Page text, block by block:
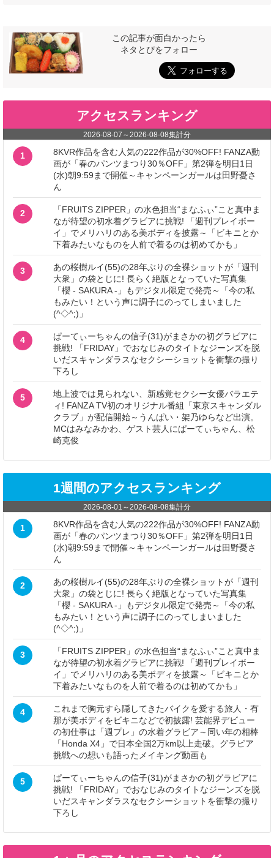
この記事が面白かったら
ネタとぴをフォロー
アクセスランキング
2026-08-07 ～ 2026-08-08集計分
1
8KVR作品を含む人気の222作品が30%OFF! FANZA動
画が「春のパンツまつり30％OFF」第2弾を明日1日
(水)朝9:59まで開催～キャンペーンガールは田野憂さ
ん
2
「FRUITS ZIPPER」の水色担当“まなふぃ”こと真中ま
なが待望の初水着グラビアに挑戦! 「週刊プレイボー
イ」でメリハリのある美ボディを披露～「ビキニとか
下着みたいなものを人前で着るのは初めてかも」
3
あの桜樹ルイ(55)の28年ぶりの全裸ショットが「週刊
大衆」の袋とじに! 長らく絶版となっていた写真集
「櫻 - SAKURA -」もデジタル限定で発売～「今の私
もみたい！という声に調子にのってしまいました
(^◇^;)」
4
ぱーてぃーちゃんの信子(31)がまさかの初グラビアに
挑戦! 「FRIDAY」でおなじみのタイトなジーンズを脱
いだスキャンダラスなセクシーショットを衝撃の撮り
下ろし
5
地上波では見られない、新感覚セクシー女優バラエテ
ィ! FANZA TV初のオリジナル番組「東京スキャンダル
クラブ」が配信開始～うんぱい・架乃ゆらなど出演。
MCはみなみかわ、ゲスト芸人にぱーてぃちゃん、松
崎克俊
1週間のアクセスランキング
2026-08-01 ～ 2026-08-08集計分
1
8KVR作品を含む人気の222作品が30%OFF! FANZA動
画が「春のパンツまつり30％OFF」第2弾を明日1日
(水)朝9:59まで開催～キャンペーンガールは田野憂さ
ん
2
あの桜樹ルイ(55)の28年ぶりの全裸ショットが「週刊
大衆」の袋とじに! 長らく絶版となっていた写真集
「櫻 - SAKURA -」もデジタル限定で発売～「今の私
もみたい！という声に調子にのってしまいました
(^◇^;)」
3
「FRUITS ZIPPER」の水色担当“まなふぃ”こと真中ま
なが待望の初水着グラビアに挑戦! 「週刊プレイボー
イ」でメリハリのある美ボディを披露～「ビキニとか
下着みたいなものを人前で着るのは初めてかも」
4
これまで胸元すら隠してきたバイクを愛する旅人・有
那が美ボディをビキニなどで初披露! 芸能界デビュー
の初仕事は「週プレ」の水着グラビア～同い年の相棒
「Honda X4」で日本全国2万km以上走破。グラビア
挑戦への想いも語ったメイキング動画も
5
ぱーてぃーちゃんの信子(31)がまさかの初グラビアに
挑戦! 「FRIDAY」でおなじみのタイトなジーンズを脱
いだスキャンダラスなセクシーショットを衝撃の撮り
下ろし